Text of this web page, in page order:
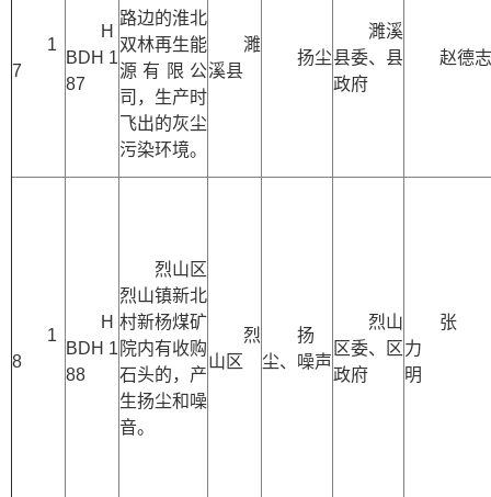
1
7
H
BDH 1
87
路边的淮北
双林再生能
源有限公
司，生产时
飞出的灰尘
污染环境。
濉
溪县
扬尘
濉溪
县委、县
政府
赵德
1
8
H
BDH 1
88
烈山区
烈山镇新北
村新杨煤矿
院内有收购
石头的，产
生扬尘和噪
音。
烈
山区
扬
尘、噪声
烈山
区委、区
政府
张
明